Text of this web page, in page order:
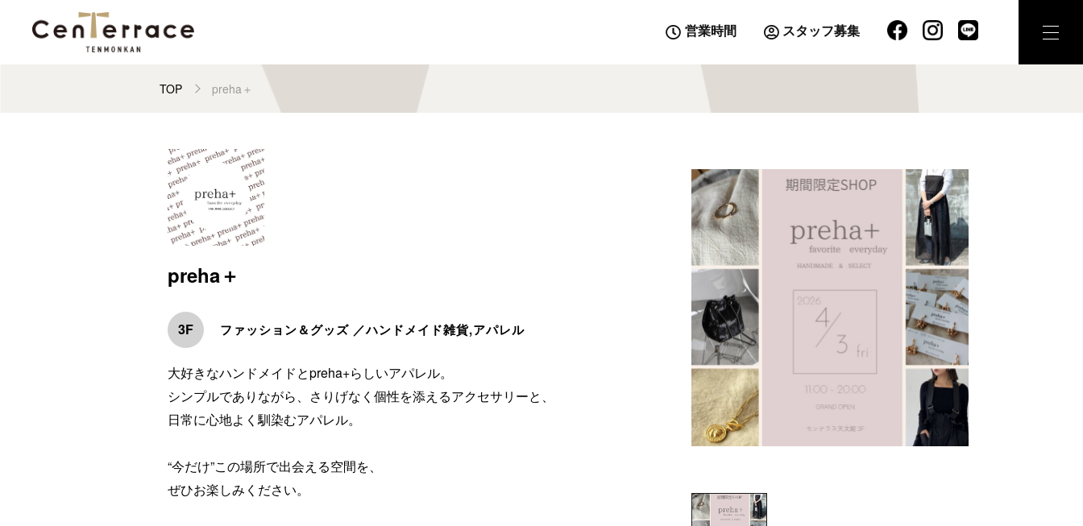
営業時間 スタッフ募集
TOP preha＋
preha＋
3F ファッション＆グッズ ／ハンドメイド雑貨,アパレル
大好きなハンドメイドとpreha+らしいアパレル。
シンプルでありながら、さりげなく個性を添えるアクセサリーと、
日常に心地よく馴染むアパレル。
“今だけ”この場所で出会える空間を、
ぜひお楽しみください。